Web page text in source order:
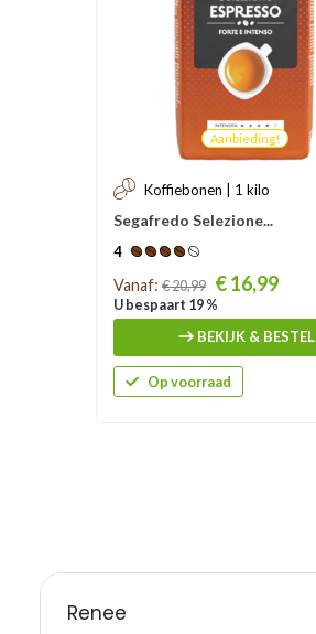
Aanbieding!
Koffiebonen | 1 kilo
Segafredo Selezione...
4
Prijs
Vanaf: € 20,99 € 16,99
U bespaart 19 %
BEKIJK & BESTEL
Op voorraad